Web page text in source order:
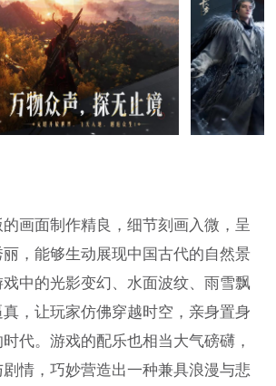
画面制作精良，细节刻画入微，呈
，能够生动展现中国古代的自然景
中的光影变幻、水面波纹、雨雪飘
，让玩家仿佛穿越时空，亲身置身
代。游戏的配乐也相当大气磅礴，
情，巧妙营造出一种兼具浪漫与悲